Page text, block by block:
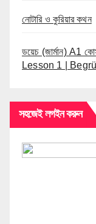
নোটারি ও কুরিয়ার কথন
ডয়েচ (জার্মান) A1
Lesson 1 |
সহজেই লগইন করুন